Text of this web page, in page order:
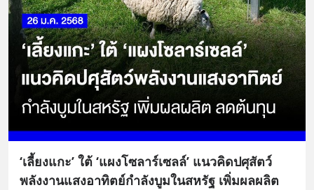
‘เลี้ยงแกะ’ ใต้ ‘แผงโซลาร์เซลล์’ แนวคิดปศุสัตว์
พลังงานแสงอาทิตย์กำลังบูมในสหรัฐ เพิ่มผลผลิต